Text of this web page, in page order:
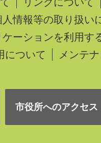
人情報等の取り扱い
ーションを利用す
について
メンテ
市役所へのアクセス